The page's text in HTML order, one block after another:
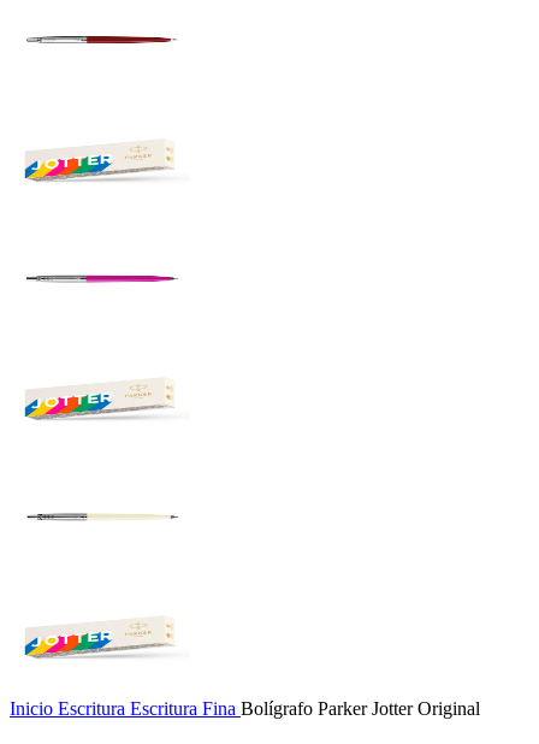
Inicio Escritura Escritura Fina Bolígrafo Parker Jotter Original